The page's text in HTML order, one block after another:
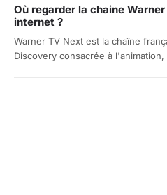
Où regarder la chaine
internet ?
Warner TV Next est la chaîne
Discovery consacrée à